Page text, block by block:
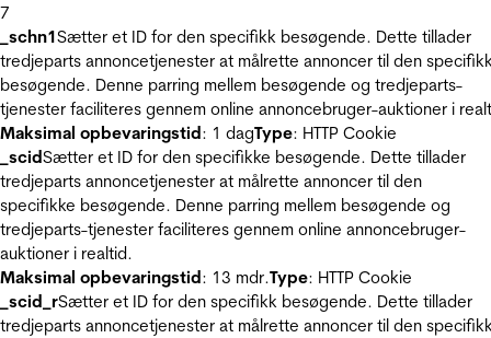
7
_schn1Sætter et ID for den specifikk besøgende. Dette tillader
tredjeparts annoncetjenester at målrette annoncer til den
besøgende. Denne parring mellem besøgende og tredjeparts-
tjenester faciliteres gennem online annoncebruger-auktioner i
Maksimal opbevaringstid: 1 dagType: HTTP Cookie
_scidSætter et ID for den specifikke besøgende. Dette tillader
tredjeparts annoncetjenester at målrette annoncer til den
specifikke besøgende. Denne parring mellem besøgende og
tredjeparts-tjenester faciliteres gennem online annoncebruger-
auktioner i realtid.
Maksimal opbevaringstid: 13 mdr.Type: HTTP Cookie
_scid_rSætter et ID for den specifikk besøgende. Dette tillader
tredjeparts annoncetjenester at målrette annoncer til den